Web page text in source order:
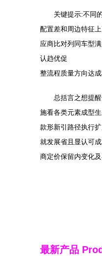
关键提示:不同
配置差和周边特征
应商比对列同车型
认趋优促
整流程质量方向达
总括言之想提
施看各类元素成型
款形新引路径执行
就发展省且显认可
商定价保留内变化
最新产品